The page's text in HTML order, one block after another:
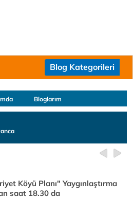
Blog Kategorileri
Bloglarım
Köyü Planı" Yaygınlaştırma
saat 18.30 da